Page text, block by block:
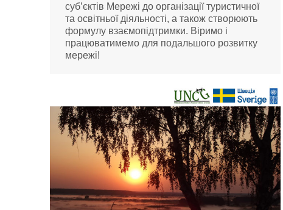
суб’єктів Мережі до організації туристичної
та освітньої діяльності, а також створюють
формулу взаємопідтримки. Віримо і
працюватимемо для подальшого розвитку
мережі!